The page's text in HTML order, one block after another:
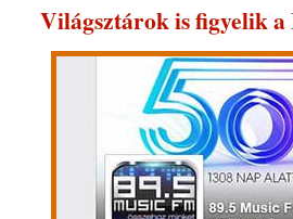
Világsztárok is figyelik